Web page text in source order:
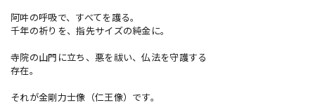
阿吽の呼吸で、すべてを護る。
千年の祈りを、指先サイズの純金に。
寺院の山門に立ち、悪を祓い、仏法を守護する
存在。
それが金剛力士像（仁王像）です。